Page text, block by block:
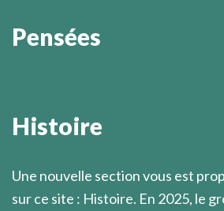
Pensées
l'approche du mystère de Dieu.
Histoire
Une nouvelle section vous est
sur ce site : Histoire. En 2025, le